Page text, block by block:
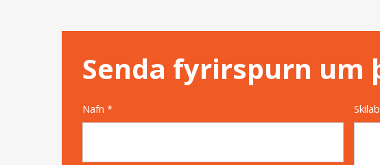
Senda fyrirspurn um
Nafn *